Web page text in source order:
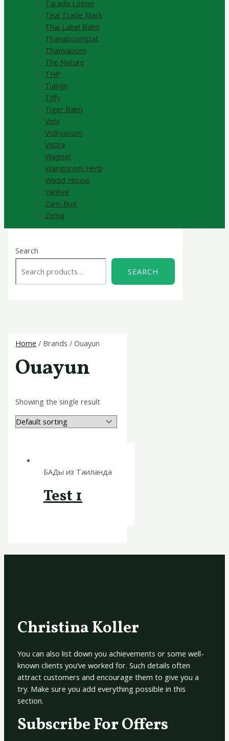
Tarada Lotion
Teal Trade Mark
Thai Label Balm
Thanapoompat
Thanyaporn
The Nature
THP
Tianjin
Tiffy
Tiger Balm
Vida
Vidhyasom
Vistra
Wagner
Wangprom Herb
Wood Hpuse
Yanhee
Zam-Bug
Zema
Search
SEARCH
Home / Brands / Ouayun
Ouayun
Showing the single result
БАДы из Таиланда
Test 1
Christina Koller
You can also list down you achievements or some well-
known clients you’ve worked for. Such details often
attract customers and encourage them to give you a
try. Make sure you add everything possible in this
section.
Subscribe For Offers